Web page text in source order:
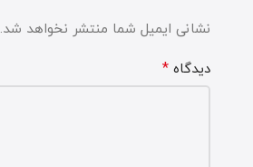
نشانی ایمیل شما منتشر نخواهد شد.
دیدگاه *